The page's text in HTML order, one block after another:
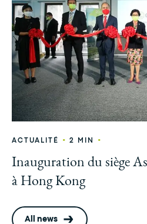
ACTUALITÉ • 2 MIN •
Inauguration du siège
à Hong Kong
All news